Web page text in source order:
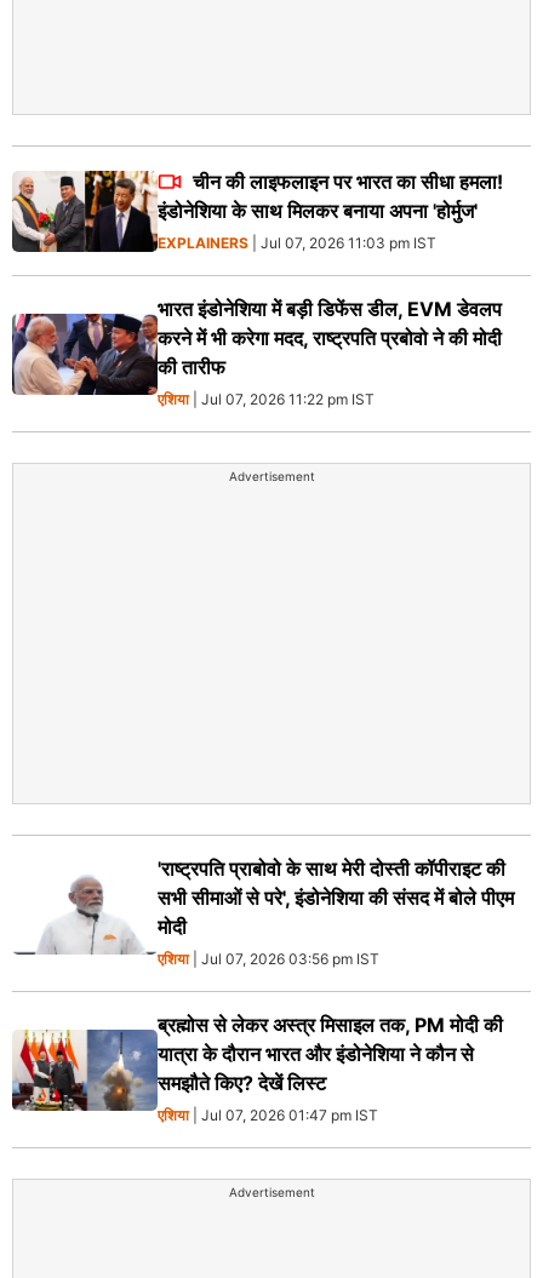
चीन की लाइफलाइन पर भारत का सीधा हमला!
इंडोनेशिया के साथ मिलकर बनाया अपना 'होर्मुज'
EXPLAINERS | Jul 07, 2026 11:03 pm IST
भारत इंडोनेशिया में बड़ी डिफेंस डील, EVM डेवलप
करने में भी करेगा मदद, राष्ट्रपति प्रबोवो ने की मोदी
की तारीफ
एशिया| Jul 07, 2026 11:22 pm IST
Advertisement
'राष्ट्रपति प्राबोवो के साथ मेरी दोस्ती कॉपीराइट की
सभी सीमाओं से परे', इंडोनेशिया की संसद में बोले पीएम
मोदी
एशिया| Jul 07, 2026 03:56 pm IST
ब्रह्मोस से लेकर अस्त्र मिसाइल तक, PM मोदी की
यात्रा के दौरान भारत और इंडोनेशिया ने कौन से
समझौते किए? देखें लिस्ट
एशिया| Jul 07, 2026 01:47 pm IST
Advertisement